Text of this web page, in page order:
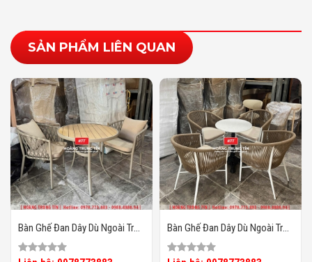
SẢN PHẨM LIÊN QUAN
Bàn Ghế Đan Dây Dù Ngoài Trời
HTT06
Bàn Ghế Đan Dây Dù Ngoài Trời
HTT05